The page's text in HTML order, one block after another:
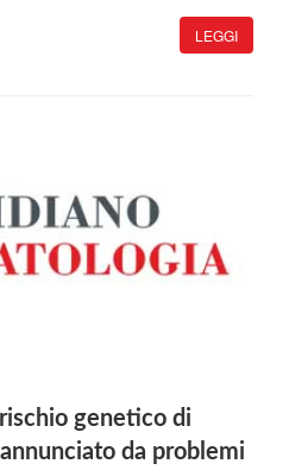
LEGGI
genetico di
da problemi